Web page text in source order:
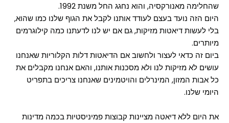
שהחלימה מאנורקסיה, והוא נחגג החל משנת 1992.
היום הזה נועד בעצם לעודד אותנו לקבל את הגוף שלנו כמו שהוא,
בלי לעשות דיאטות מזיקות, גם אם יש לנו לדעתנו כמה קילוגרמים
מיותרים.
ביום זה כדאי לעצור ולחשוב אם הדיאטות דלות הקלוריות שאנחנו
עושים לא מזיקות לנו ולא מסכנות אותנו, והאם אנחנו מקבלים את
כל אבות המזון, המינרלים והויטמינים שאנחנו צריכים בתפריט
היומי שלנו.
את היום ללא דיאטה מציינות קבוצות פמיניסטיות בכמה מדינות